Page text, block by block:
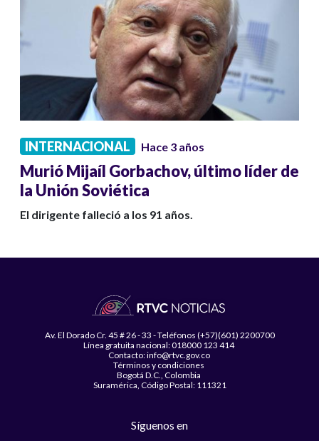
INTERNACIONAL Hace 3 años
Murió Mijaíl Gorbachov, último líder de
la Unión Soviética
El dirigente falleció a los 91 años.
Av. El Dorado Cr. 45 # 26 - 33 - Teléfonos (+57)(601) 2200700
Línea gratuita nacional: 018000 123 414
Contacto: info@rtvc.gov.co
Términos y condiciones
Bogotá D.C., Colombia
Suramérica, Código Postal: 111321
Síguenos en